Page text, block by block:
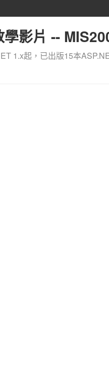
影片 --
1.x起，已出版15本